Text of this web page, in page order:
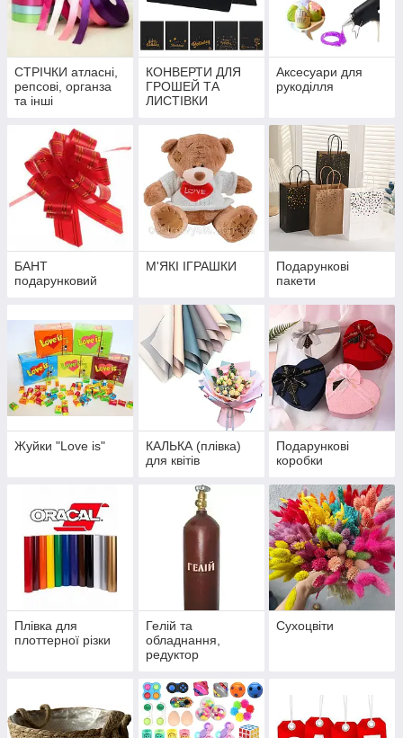
СТРІЧКИ атласні,
репсові, органза
та інші
КОНВЕРТИ ДЛЯ
ГРОШЕЙ ТА
ЛИСТІВКИ
Аксесуари для
рукоділля
БАНТ
подарунковий
М'ЯКІ ІГРАШКИ
Подарункові
пакети
Жуйки "Love is"
КАЛЬКА (плівка)
для квітів
Подарункові
коробки
Плівка для
плоттерної різки
Гелій та
обладнання,
редуктор
Сухоцвіти